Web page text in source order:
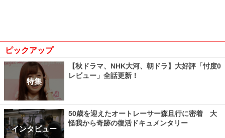
ピックアップ
特集
【秋ドラマ、NHK大河、朝ドラ】大好評「忖度0
レビュー」全話更新！
インタビュー
50歳を迎えたオートレーサー森且行に密着 大
怪我から奇跡の復活ドキュメンタリー